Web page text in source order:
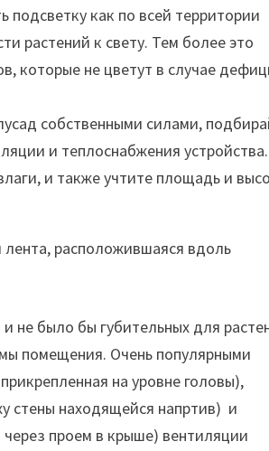
подсветку как по всей территории
растений к свету. Тем более это
которые не цветут в случае
собственными силами,
и теплоснабжения устройства.
и также учтите площадь и
расположившаяся вдоль
не было бы губительных для
помещения. Очень популярными
на уровне головы),
стены находящейся напртив) и
через проем в крыше) вентиляции